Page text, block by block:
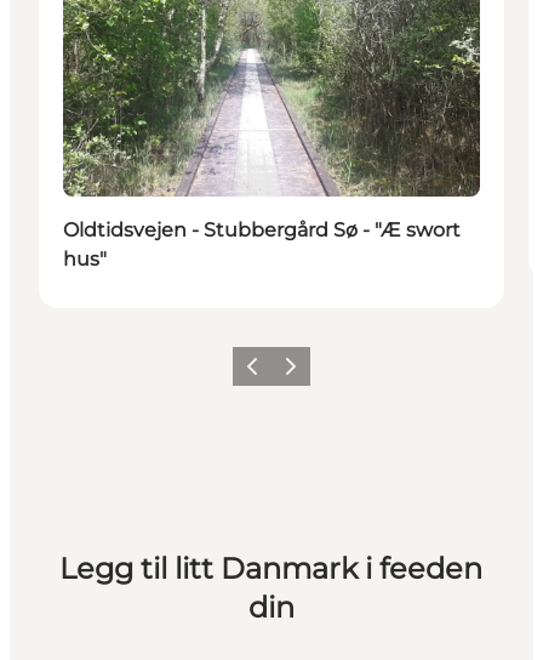
Oldtidsvejen - Stubbergård Sø - "Æ swort
hus"
ForrigeNeste
Legg til litt Danmark i feeden
din